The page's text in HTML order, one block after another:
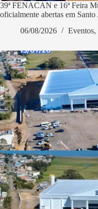
39ª FENACAN e 16ª Feira
oficialmente abertas em
06/08/2026
Eventos,